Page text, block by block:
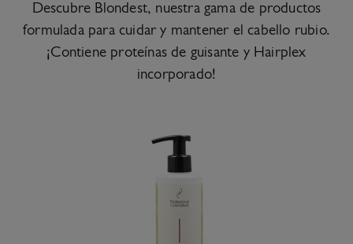
Descubre Blondest, nuestra gama de productos
formulada para cuidar y mantener el cabello rubio.
¡Contiene proteínas de guisante y Hairplex
incorporado!